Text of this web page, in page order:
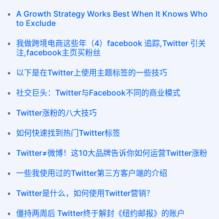
A Growth Strategy Works Best When It Knows Who
to Exclude
我做跨境电商这些年（4）facebook 追踪,Twitter 引关
注,facebook主页买粉丝
以下是在Twitter上使用主题标签的一些技巧
社交巨头：Twitter与Facebook不同的商业模式
Twitter涨粉的八大技巧
如何快速找到热门Twitter标签
Twitter≠微博！这10大品牌告诉你如何运营Twitter涨粉
一些我使用过的Twitter第三方客户端的介绍
Twitter是什么，如何使用Twitter营销？
僵持两周后 Twitter终于解封《纽约邮报》的账户